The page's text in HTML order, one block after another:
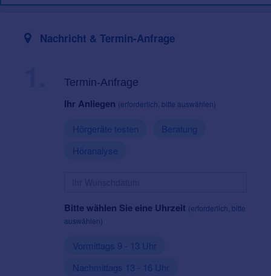
Nachricht & Termin-Anfrage
Termin-Anfrage
Ihr Anliegen (erforderlich, bitte auswählen)
Hörgeräte testen
Beratung
Höranalyse
Bitte wählen Sie eine Uhrzeit (erforderlich, bitte
auswählen)
Vormittags 9 - 13 Uhr
Nachmittags 13 - 16 Uhr